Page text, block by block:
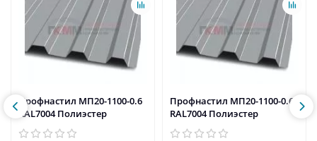
Профнастил МП20-1100-0.6
RAL7004 Полиэстер
Профнастил МП20-1100-0.65
RAL7004 Полиэстер